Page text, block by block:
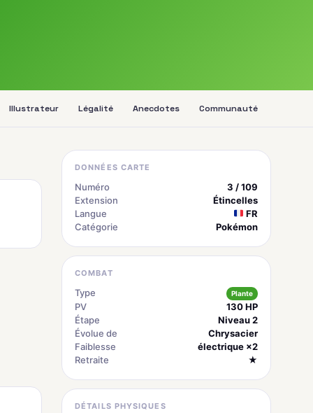
Illustrateur Légalité Anecdotes Communauté
DONNÉES CARTE
Numéro
3 / 109
Extension
Étincelles
Langue
FR
Catégorie
Pokémon
COMBAT
Type Plante
PV
130 HP
Étape
Niveau 2
Évolue de
Chrysacier
Faiblesse
électrique ×2
Retraite
★
DÉTAILS PHYSIQUES